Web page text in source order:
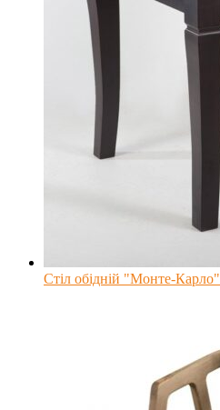
Стіл обідній "Монте-Карло"